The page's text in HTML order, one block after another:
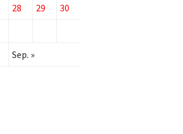
28 29
30
Sep. »